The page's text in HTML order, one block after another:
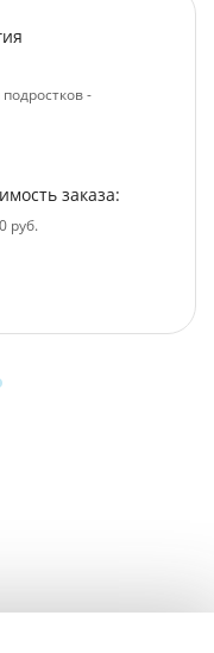
-
заказа:
руб.